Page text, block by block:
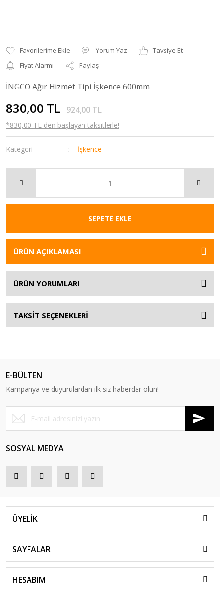
Yorum Yaz
Tavsiye Et
Fiyat Alarmı
Paylaş
İNGCO Ağır Hizmet Tipi İşkence 600mm
830,00 TL 924,00 TL
*830,00 TL den başlayan taksitlerle!
Kategori İşkence
SEPETE EKLE
ÜRÜN AÇIKLAMASI
ÜRÜN YORUMLARI
TAKSİT SEÇENEKLERİ
E-BÜLTEN
Kampanya ve duyurulardan ilk siz haberdar olun!
SOSYAL MEDYA
ÜYELİK
SAYFALAR
HESABIM